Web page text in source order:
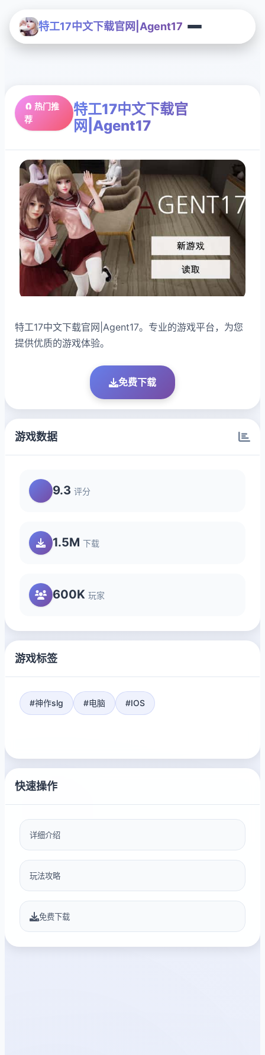
特工17中文下载官网|Agent17
🧲 热门推
荐
特工17中文下载官
网|Agent17
特工17中文下载官网|Agent17。专业的游戏平台，为您
提供优质的游戏体验。
免费下载
游戏数据
9.3 评分
1.5M 下载
600K 玩家
游戏标签
#神作slg #电脑 #IOS
快速操作
详细介绍
玩法攻略
免费下载